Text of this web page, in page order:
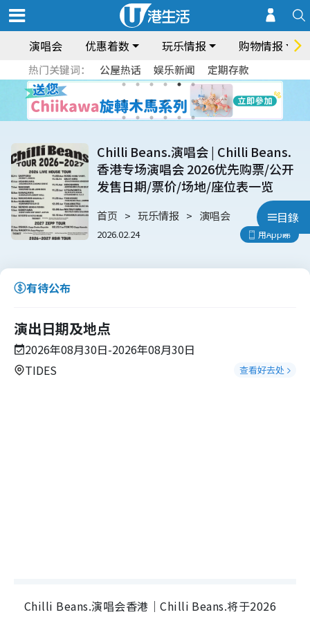
演唱会 优惠着数 玩乐情报 购物情报
热门关键词： 公屋热话 娱乐新闻 定期存款
目錄
Chilli Beans.演唱会 | Chilli Beans.
香港专场演唱会 2026优先购票/公开
发售日期/票价/场地/座位表一览
首页 玩乐情报 演唱会
2026.02.24 用App睇
有待公布
演出日期及地点
2026年08月30日-2026年08月30日
TIDES
查看好去处
Chilli Beans.演唱会香港｜Chilli Beans.将于2026